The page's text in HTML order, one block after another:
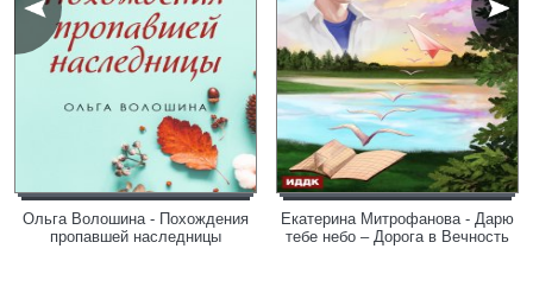
Ольга Волошина - Похождения
пропавшей наследницы
Екатерина Митрофанова - Дарю
тебе небо – Дорога в Вечность